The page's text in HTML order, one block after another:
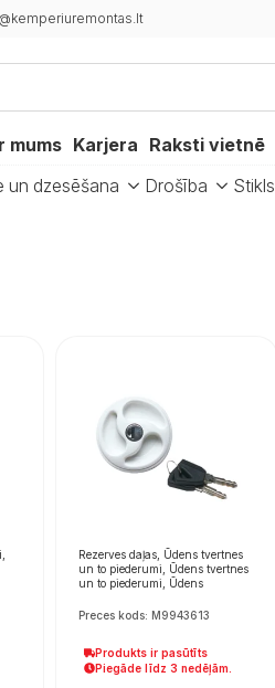
mums Karjera Raksti vietnē
un dzesēšana Drošība Stikls
Rezerves daļas, Ūdens tvertnes
un to piederumi, Ūdens tvertnes
un to piederumi, Ūdens
Preces kods: M9943613
Produkts ir pasūtīts
Piegāde līdz 3 nedēļām.